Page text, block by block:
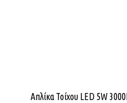
Απλίκα Τοίχου LED 5W